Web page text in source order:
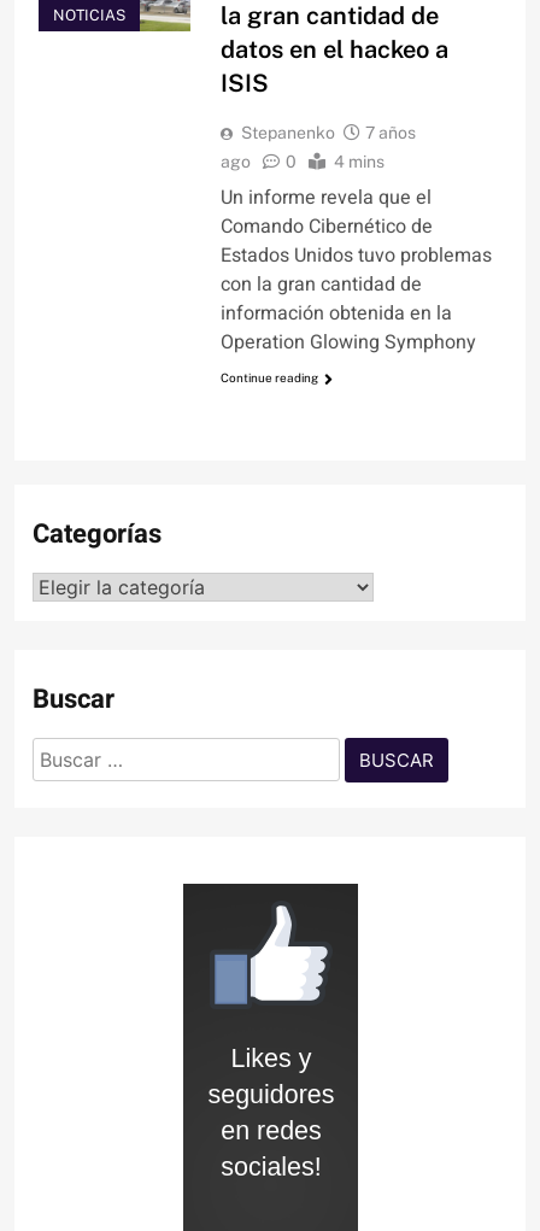
NOTICIAS
la gran cantidad de
datos en el hackeo a
ISIS
Stepanenko
7 años
ago
0 4 mins
Un informe revela que el
Comando Cibernético de
Estados Unidos tuvo problemas
con la gran cantidad de
información obtenida en la
Operation Glowing Symphony
Continue reading
Categorías
Categorías
Buscar
Buscar: